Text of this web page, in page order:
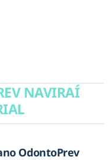
NAVIRAÍ
OdontoPrev